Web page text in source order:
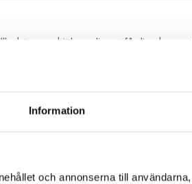
Information
och annonserna till
som hjälper dig att få dina
de röda linjerna på foten för att sy
av vertikala röda linjer
varje rad. Den lilla röda markeringen